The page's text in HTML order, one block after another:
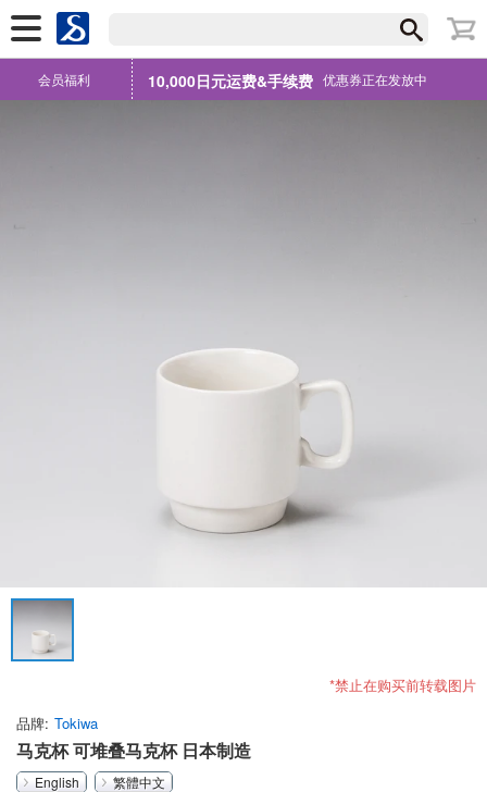
会员福利 10,000日元运费&手续费 优惠券正在发放中
*禁止在购买前转载图片
品牌 Tokiwa
马克杯 可堆叠马克杯 日本制造
English 繁體中文